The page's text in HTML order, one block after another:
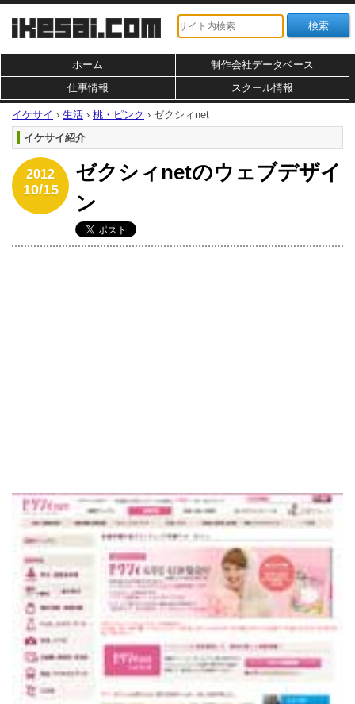
ホーム
制作会社データベース
仕事情報
スクール情報
イケサイ › 生活 › 桃・ピンク › ゼクシィnet
イケサイ紹介
2012
10/15
ゼクシィnetのウェブデザイ
ン